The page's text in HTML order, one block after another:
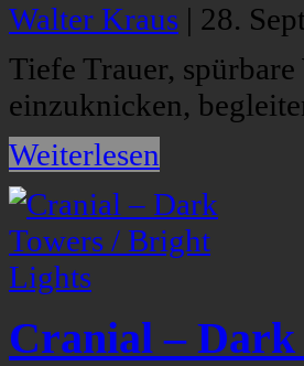
Walter Kraus | 28.
Tiefe Trauer,
einzuknicken,
Weiterlesen
Cranial –